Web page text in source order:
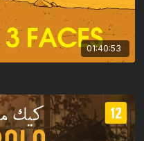
01:40:53